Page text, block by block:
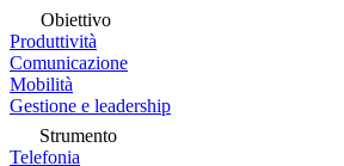
Obiettivo
Produttività
Comunicazione
Mobilità
Gestione e leadership
Strumento
Telefonia